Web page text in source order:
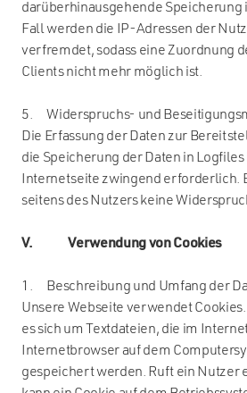
darüberhinausgehende Speicherung
Fall werden die IP-Adressen der
verfremdet, sodass eine Zuordnung
Clients nicht mehr möglich ist.
5. Widerspruchs- und
Die Erfassung der Daten zur
die Speicherung der Daten in
Internetseite zwingend erforderlich.
seitens des Nutzers keine
V. Verwendung von Cookies
1. Beschreibung und Umfang der
Unsere Webseite verwendet
es sich um Textdateien, die im
Internetbrowser auf dem
gespeichert werden. Ruft ein Nutzer